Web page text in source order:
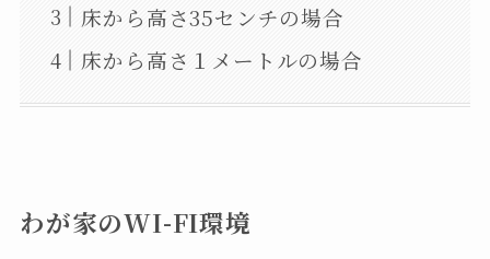
床から高さ35センチの場合
床から高さ１メートルの場合
わが家のWI-FI環境